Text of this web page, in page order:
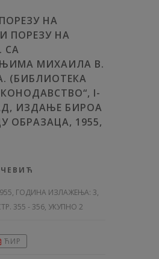
НА
ПОРЕЗУ НА
СА
МИХАИЛА В.
(БИБЛИОТЕКА
I-
ИЗДАЊЕ БИРОА
ОБРАЗАЦА, 1955,
ГОДИНА ИЗЛАЖЕЊА: 3,
355 - 356, УКУПНО 2
ЋИР